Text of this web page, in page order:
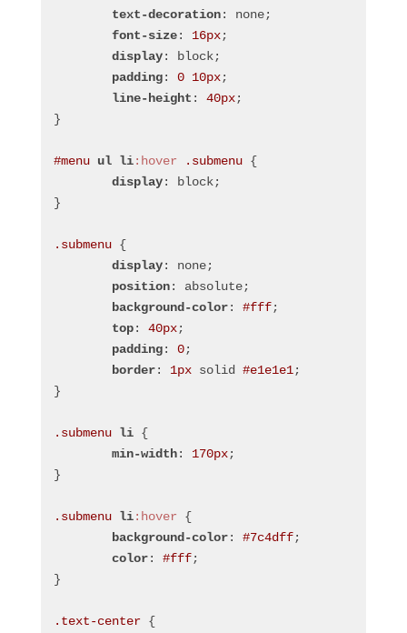
text-decoration: none;
font-size: 16px;
display: block;
padding: 0 10px;
line-height : 40px;
}
#menu ul li:hover .submenu {
display: block;
}
.submenu {
display: none;
position: absolute;
background-color: #fff;
top: 40px;
padding: 0;
border: 1px solid #e1e1e1;
}
.submenu li {
min-width: 170px;
}
.submenu li:hover {
background-color: #7c4dff;
color: #fff;
}
.text-center {